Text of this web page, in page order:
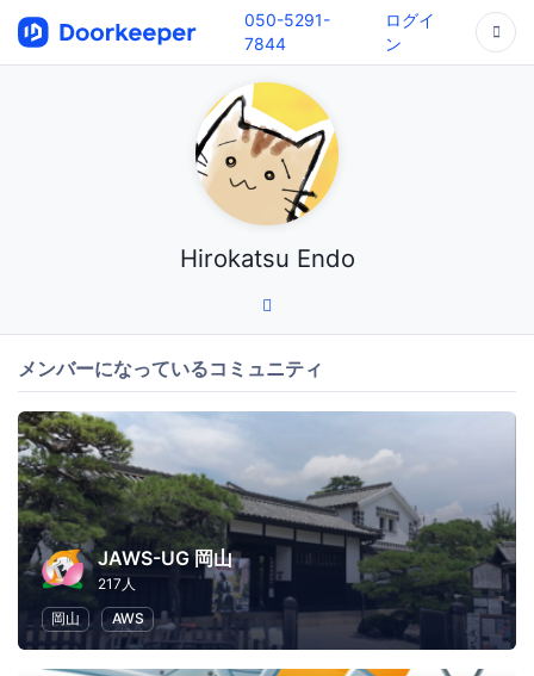
050-5291-
7844
ログイ
ン
Hirokatsu Endo
メンバーになっているコミュニティ
JAWS-UG 岡山
217人
岡山
AWS